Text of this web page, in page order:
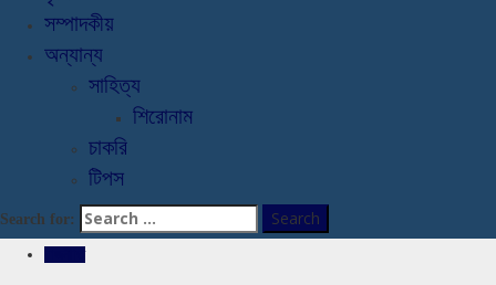
সম্পাদকীয়
অন্যান্য
সাহিত্য
শিরোনাম
চাকরি
টিপস
Search for: